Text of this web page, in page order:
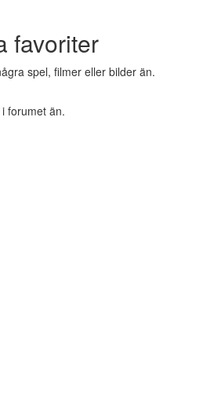
favoriter
spel, filmer eller bilder än.
forumet än.